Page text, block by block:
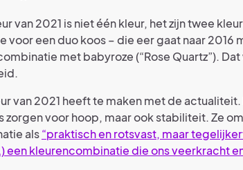
van 2021 is niet één kleur, het zijn twee
voor een duo koos – die eer gaat naar 2016
met babyroze (“Rose Quartz”).
van 2021 heeft te maken met de
zorgen voor hoop, maar ook stabiliteit. Ze
als“praktisch en rotsvast, maar
een kleurencombinatie die ons veerkracht